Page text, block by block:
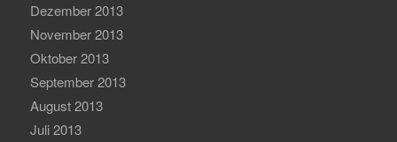
Dezember 2013
November 2013
Oktober 2013
September 2013
August 2013
Juli 2013